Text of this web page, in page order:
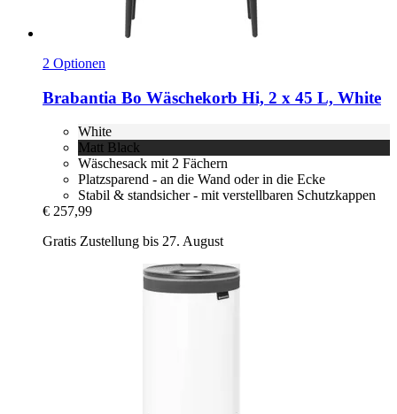
2 Optionen
Brabantia Bo Wäschekorb Hi, 2 x 45 L, White
White
Matt Black
Wäschesack mit 2 Fächern
Platzsparend - an die Wand oder in die Ecke
Stabil & standsicher - mit verstellbaren Schutzkappen
€ 257,99
Gratis Zustellung bis 27. August